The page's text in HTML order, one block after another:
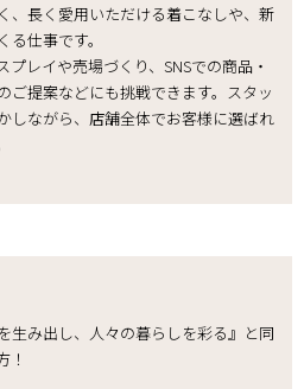
、長く愛用いただける着こなしや、新
仕事です。
レイや売場づくり、SNSでの商品・
ご提案などにも挑戦できます。スタッ
しながら、店舗全体でお客様に選ばれ
生み出し、人々の暮らしを彩る』と同
！